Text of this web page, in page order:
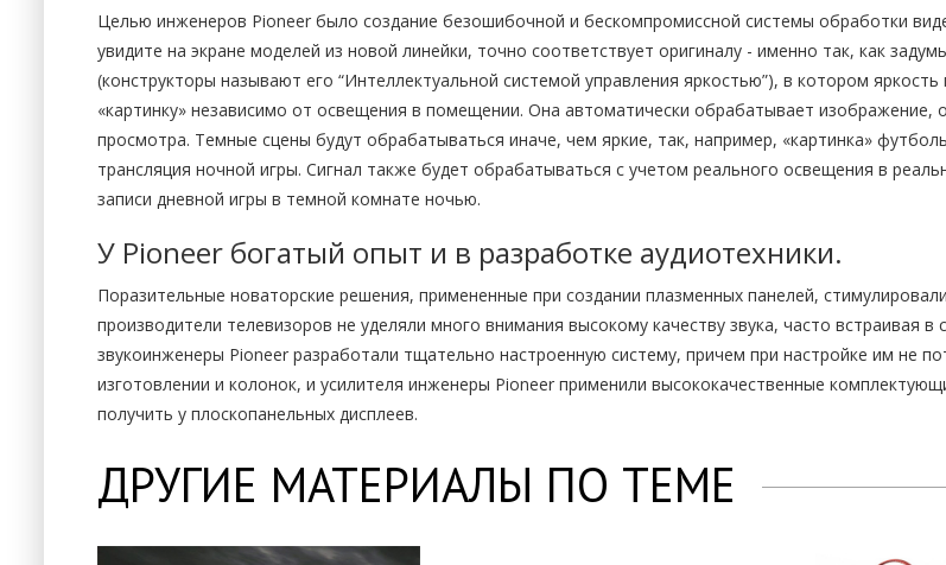
Целью инженеров Pioneer было создание безошибочной и бескомпромиссной системы обработки
увидите на экране моделей из новой линейки, точно соответствует оригиналу - именно так, как
(конструкторы называют его “Интеллектуальной системой управления яркостью”), в котором
«картинку» независимо от освещения в помещении. Она автоматически обрабатывает изображение,
просмотра. Темные сцены будут обрабатываться иначе, чем яркие, так, например, «картинка»
трансляция ночной игры. Сигнал также будет обрабатываться с учетом реального освещения в
записи дневной игры в темной комнате ночью.
У Pioneer богатый опыт и в разработке аудиотехники.
Поразительные новаторские решения, примененные при создании плазменных панелей,
производители телевизоров не уделяли много внимания высокому качеству звука, часто встраивая
звукоинженеры Pioneer разработали тщательно настроенную систему, причем при настройке им не
изготовлении и колонок, и усилителя инженеры Pioneer применили высококачественные
получить у плоскопанельных дисплеев.
ДРУГИЕ МАТЕРИАЛЫ ПО ТЕМЕ